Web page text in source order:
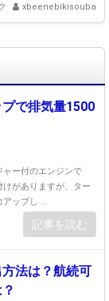
xbeenebikisouba
で排気量1500
ャー付のエンジンで
がありますが、ター
アップし ...
記事を読む
法は？航続可